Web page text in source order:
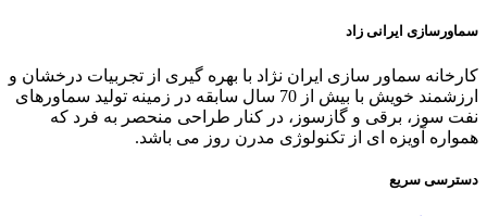
سماورسازی ایرانی زاد
کارخانه سماور سازی ایران نژاد با بهره گیری از تجربیات درخشان و
ارزشمند خویش با بیش از 70 سال سابقه در زمینه تولید سماورهای
نفت سوز، برقی و گازسوز، در کنار طراحی منحصر به فرد که
همواره آویزه ای از تکنولوژی مدرن روز می باشد.
دسترسی سریع